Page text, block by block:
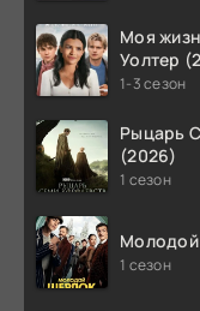
Моя
Уолтер
1-3 сезон
Рыцарь
(2026)
1 сезон
1 сезон